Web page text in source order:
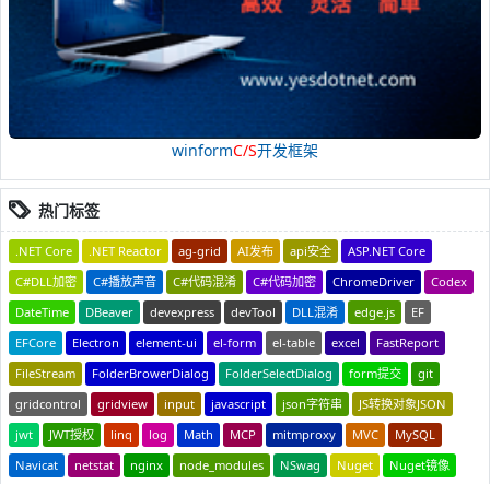
winformC/S开发框架
热门标签
.NET Core .NET Reactor ag-grid AI发布 api安全
ASP.NET Core
C#DLL加密
C#播放声音 C#代码混淆 C#代码加密 ChromeDriver
Codex
DateTime
DBeaver devexpress devTool DLL混淆 edge.js
EF
EFCore
Electron element-ui el-form el-table excel
FastReport
FileStream
FolderBrowerDialog FolderSelectDialog form提交
git
gridcontrol
gridview input javascript json字符串
JS转换对象JSON
jwt
JWT授权 linq log Math MCP mitmproxy MVC
MySQL
Navicat
netstat nginx node_modules NSwag Nuget
Nuget镜像